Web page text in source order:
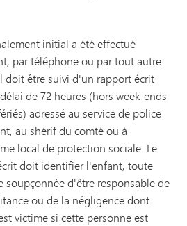
initial a été effectué
par téléphone ou par tout autre
doit être suivi d'un rapport écrit
de 72 heures (hors week-ends
adressé au service de police
au shérif du comté ou à
local de protection sociale. Le
doit identifier l'enfant, toute
soupçonnée d'être responsable de
ou de la négligence dont
victime si cette personne est